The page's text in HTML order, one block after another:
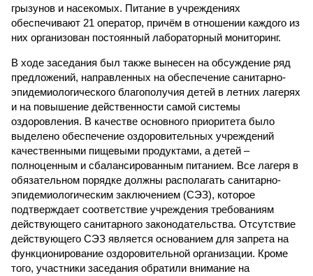
грызунов и насекомых. Питание в учреждениях
обеспечивают 21 оператор, причём в отношении каждого из
них организован постоянный лабораторный мониторинг.
В ходе заседания был также вынесен на обсуждение ряд
предложений, направленных на обеспечение санитарно-
эпидемиологического благополучия детей в летних лагерях
и на повышение действенности самой системы
оздоровления. В качестве основного приоритета было
выделено обеспечение оздоровительных учреждений
качественными пищевыми продуктами, а детей –
полноценным и сбалансированным питанием. Все лагеря в
обязательном порядке должны располагать санитарно-
эпидемиологическим заключением (СЭЗ), которое
подтверждает соответствие учреждения требованиям
действующего санитарного законодательства. Отсутствие
действующего СЭЗ является основанием для запрета на
функционирование оздоровительной организации. Кроме
того, участники заседания обратили внимание на